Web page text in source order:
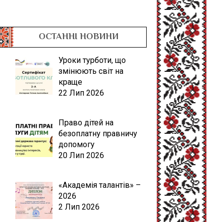
ОСТАННІ НОВИНИ
Уроки турботи, що
змінюють світ на
краще
22 Лип 2026
Право дітей на
безоплатну правничу
допомогу
20 Лип 2026
«Академія талантів» –
2026
2 Лип 2026